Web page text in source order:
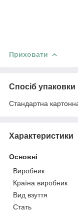
Приховати
Спосіб упаковки
Стандартна
Характеристики
Основні
Виробник
Країна виробник
Вид взуття
Стать